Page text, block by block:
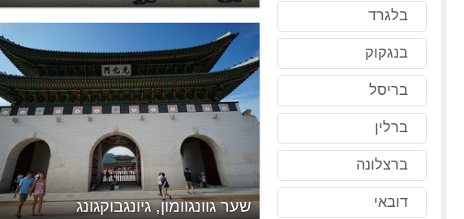
בלגרד
בנגקוק
בריסל
ברלין
ברצלונה
דובאי שער גוונגוומון, גיונגבוקגונג